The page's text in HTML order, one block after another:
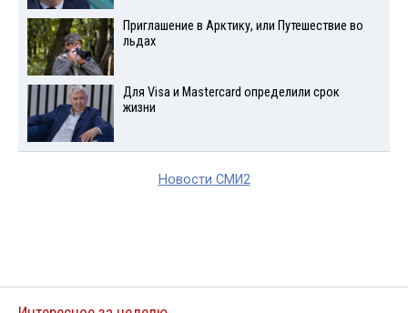
Приглашение в Арктику, или Путешествие во
льдах
Для Visа и Mastercard определили срок
жизни
Новости СМИ2